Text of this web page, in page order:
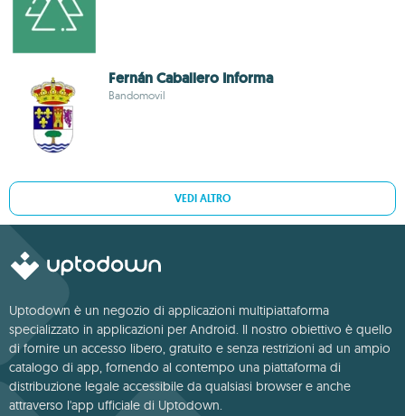
Fernán Caballero Informa
Bandomovil
VEDI ALTRO
Uptodown è un negozio di applicazioni multipiattaforma
specializzato in applicazioni per Android. Il nostro obiettivo è quello
di fornire un accesso libero, gratuito e senza restrizioni ad un ampio
catalogo di app, fornendo al contempo una piattaforma di
distribuzione legale accessibile da qualsiasi browser e anche
attraverso l'app ufficiale di Uptodown.